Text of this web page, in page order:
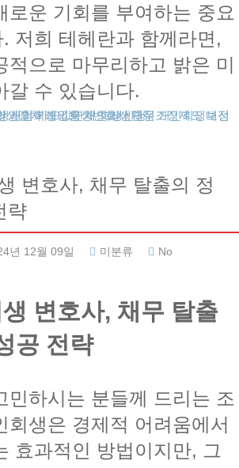
로운 기회를 부여하는 중요
저희 테헤란과 함께라면,
적으로 마무리하고 밝은 미
갈 수 있습니다.
생절차 개인회생변호사 채무조정제도
개인회생비용 개인회생단점
신청 카드값연체 회생신청
변호사, 채무 탈출의 정
략
년 12월 09일 미분류
No
변호사, 채무 탈출
공 전략
민하시는 분들께 드리는 조
회생은 경제적 어려움에서
효과적인 방법이지만, 그